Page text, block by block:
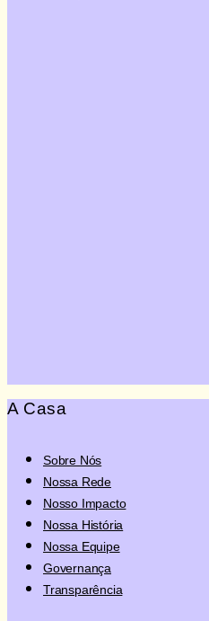
A Casa
Sobre Nós
Nossa Rede
Nosso Impacto
Nossa História
Nossa Equipe
Governança
Transparência